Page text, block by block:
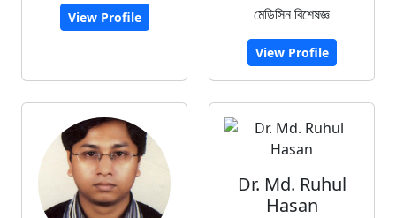
View Profile
মেডিসিন বিশেষজ্ঞ
View Profile
Dr. Md. Ruhul
Hasan